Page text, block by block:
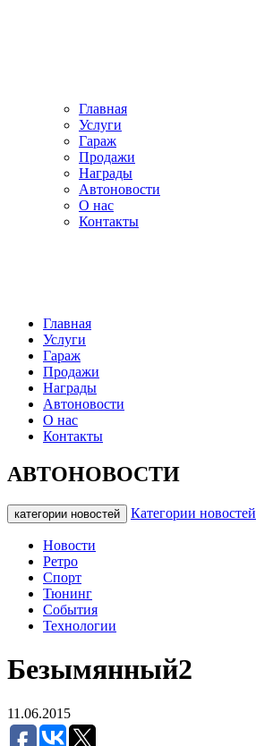
Главная
Услуги
Гараж
Продажи
Награды
Автоновости
О нас
Контакты
Главная
Услуги
Гараж
Продажи
Награды
Автоновости
О нас
Контакты
АВТОНОВОСТИ
категории новостей Категории новостей
Новости
Ретро
Спорт
Тюнинг
События
Технологии
Безымянный2
11.06.2015